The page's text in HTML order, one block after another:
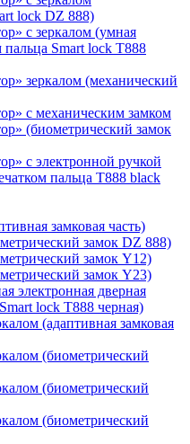
lock DZ 888)
с зеркалом (умная
пальца Smart lock T888
зеркалом (механический
с механическим замком
(биометрический замок
с электронной ручкой
пальца T888 black
замковая часть)
замок DZ 888)
замок Y12)
замок Y23)
электронная дверная
lock T888 черная)
(адаптивная замковая
(биометрический
(биометрический
(биометрический